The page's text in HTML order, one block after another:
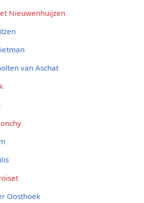
Nieuwenhuijzen
van Aschat
Oosthoek